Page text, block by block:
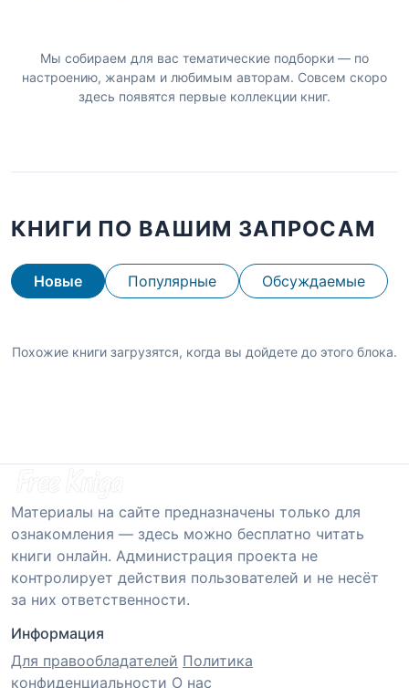
Мы собираем для вас тематические подборки — по
настроению, жанрам и любимым авторам. Совсем скоро
здесь появятся первые коллекции книг.
КНИГИ ПО ВАШИМ ЗАПРОСАМ
Новые Популярные Обсуждаемые
Похожие книги загрузятся, когда вы дойдете до этого блока.
Материалы на сайте предназначены только для
ознакомления — здесь можно бесплатно читать
книги онлайн. Администрация проекта не
контролирует действия пользователей и не несёт
за них ответственности.
Информация
Для правообладателей Политика
конфиденциальности О нас